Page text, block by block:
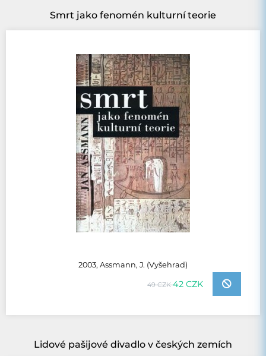
Smrt jako fenomén kulturní teorie
2003, Assmann, J. (Vyšehrad)
49 CZK42 CZK
Lidové pašijové divadlo v českých zemích